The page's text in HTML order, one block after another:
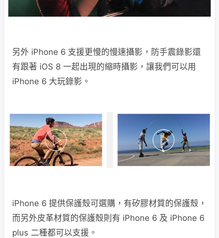
另外 iPhone 6 支援更慢的慢速攝影，防手震錄影還
有跟著 iOS 8 一起出現的縮時攝影，讓我們可以用
iPhone 6 大玩錄影。
iPhone 6 提供保護殼可選購，有矽膠材質的保護殼，
而另外皮革材質的保護殼則有 iPhone 6 及 iPhone 6
plus 二種都可以支援。